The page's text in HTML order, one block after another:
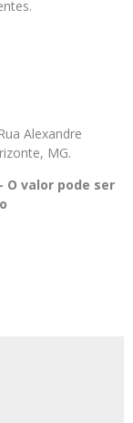
Alexandre
MG.
O valor pode ser